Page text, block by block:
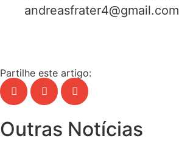
andreasfrater4@gmail.com
Partilhe este artigo:
Outras Notícias